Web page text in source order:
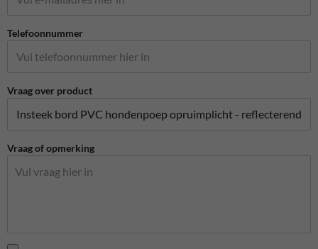
Telefoonnummer
Vraag over product
Vraag of opmerking